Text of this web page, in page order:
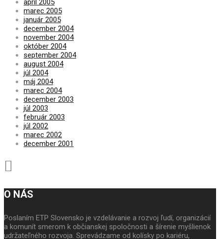
marec 2005
január 2005
december 2004
november 2004
október 2004
september 2004
august 2004
júl 2004
máj 2004
marec 2004
december 2003
júl 2003
február 2003
júl 2002
marec 2002
december 2001
O NÁS
Poslaním ETP Slovensko je vzdelávanie a rozvoj ľudí, organizácií
a komunít smerom k občianskej spoločnosti a šírenie myšlienok
udržateľného rozvoja. Sprevádzame od kolísky po kariéru,